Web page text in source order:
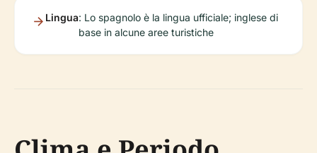
Lingua: Lo spagnolo è la lingua ufficiale; inglese di
base in alcune aree turistiche